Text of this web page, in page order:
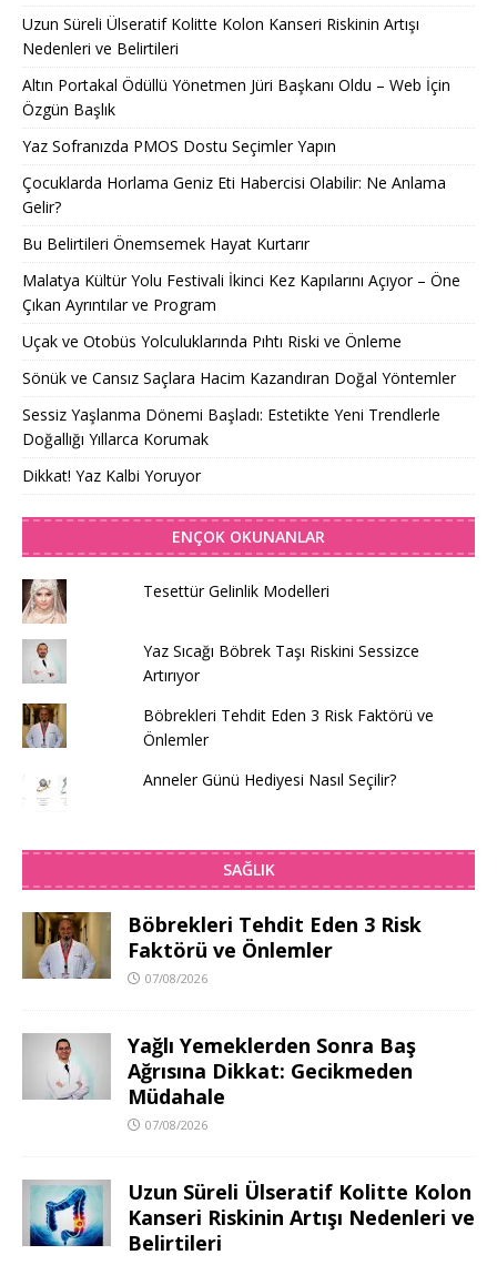
Uzun Süreli Ülseratif Kolitte Kolon Kanseri Riskinin Artışı
Nedenleri ve Belirtileri
Altın Portakal Ödüllü Yönetmen Jüri Başkanı Oldu – Web İçin
Özgün Başlık
Yaz Sofranızda PMOS Dostu Seçimler Yapın
Çocuklarda Horlama Geniz Eti Habercisi Olabilir: Ne Anlama
Gelir?
Bu Belirtileri Önemsemek Hayat Kurtarır
Malatya Kültür Yolu Festivali İkinci Kez Kapılarını Açıyor – Öne
Çıkan Ayrıntılar ve Program
Uçak ve Otobüs Yolculuklarında Pıhtı Riski ve Önleme
Sönük ve Cansız Saçlara Hacim Kazandıran Doğal Yöntemler
Sessiz Yaşlanma Dönemi Başladı: Estetikte Yeni Trendlerle
Doğallığı Yıllarca Korumak
Dikkat! Yaz Kalbi Yoruyor
ENÇOK OKUNANLAR
Tesettür Gelinlik Modelleri
Yaz Sıcağı Böbrek Taşı Riskini Sessizce
Artırıyor
Böbrekleri Tehdit Eden 3 Risk Faktörü ve
Önlemler
Anneler Günü Hediyesi Nasıl Seçilir?
SAĞLIK
Böbrekleri Tehdit Eden 3 Risk
Faktörü ve Önlemler
07/08/2026
Yağlı Yemeklerden Sonra Baş
Ağrısına Dikkat: Gecikmeden
Müdahale
07/08/2026
Uzun Süreli Ülseratif Kolitte Kolon
Kanseri Riskinin Artışı Nedenleri ve
Belirtileri